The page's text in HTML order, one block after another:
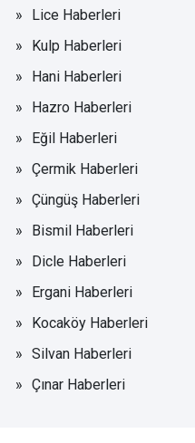
Lice Haberleri
Kulp Haberleri
Hani Haberleri
Hazro Haberleri
Eğil Haberleri
Çermik Haberleri
Çüngüş Haberleri
Bismil Haberleri
Dicle Haberleri
Ergani Haberleri
Kocaköy Haberleri
Silvan Haberleri
Çınar Haberleri